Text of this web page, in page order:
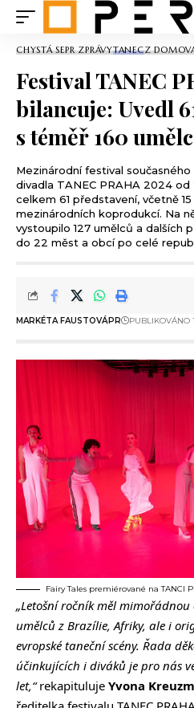
CHYSTÁ SEPR ZPRÁVYTANECZ
Festival TANEC
bilancuje: Uvedl
s téměř 160
Mezinárodní festival
divadla TANEC PRAHA 2024 od
celkem 61 představení, včetně
mezinárodních koprodukcí. Na
vystoupilo 127 umělců a dalších
do 22 měst a obcí po celé
MARKÉTA FAUSTOVÁPR PUBLIKOVÁNO
Fairy Tales premiérované na TANCI
„Letošní ročník měl
umělců z Brazílie, Afriky, ale i
evropské taneční scény. Řada
účinkujících i diváků je pro nás
let,“rekapituluje Yvona